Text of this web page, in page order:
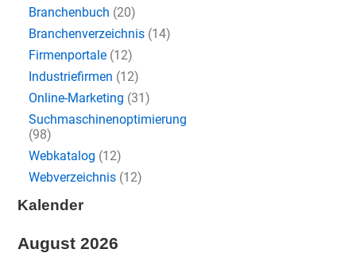
Branchenbuch (20)
Branchenverzeichnis (14)
Firmenportale (12)
Industriefirmen (12)
Online-Marketing (31)
Suchmaschinenoptimierung
(98)
Webkatalog (12)
Webverzeichnis (12)
Kalender
August 2026